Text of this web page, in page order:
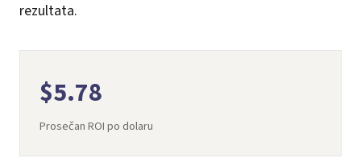
rezultata.
$5.78
Prosečan ROI po dolaru